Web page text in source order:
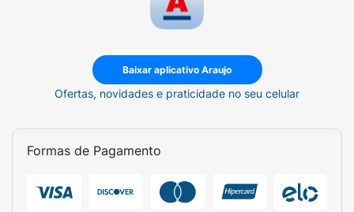
Baixar aplicativo Araujo
Ofertas, novidades e praticidade no seu celular
Formas de Pagamento